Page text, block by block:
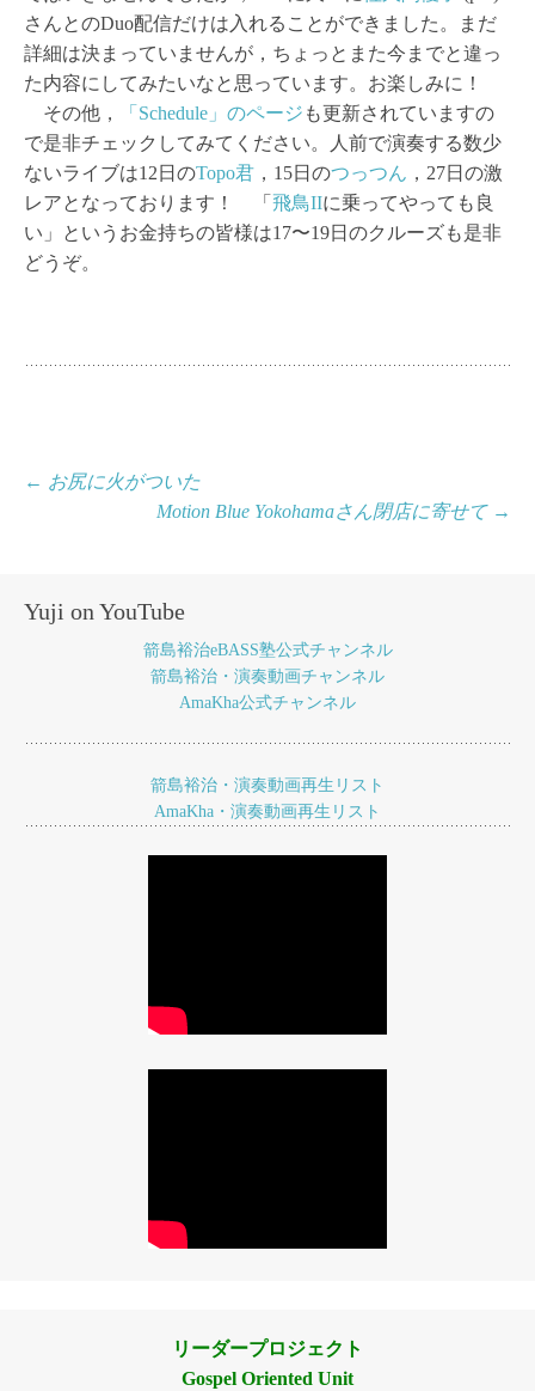
さんとのDuo配信だけは入れることができました。まだ
詳細は決まっていませんが，ちょっとまた今までと違っ
た内容にしてみたいなと思っています。お楽しみに！
その他，
「Schedule」のページ も更新されていますの
で是非チェックしてみてください。人前で演奏する数少
ないライブは12日のTopo君 ，15日のつっつん ，27日の激
レアとなっております！ 「 飛鳥IIに乗ってやっても良
い」というお金持ちの皆様は17〜19日のクルーズも是非
どうぞ。
投
ビ
← お尻に火がついた
Motion Blue Yokohamaさん閉店に寄せて →
Yuji on YouTube
箭島裕治eBASS塾公式チャンネル
箭島裕治・演奏動画チャンネル
AmaKha公式チャンネル
箭島裕治・演奏動画再生リスト
AmaKha・演奏動画再生リスト
リーダープロジェクト
Gospel Oriented Unit